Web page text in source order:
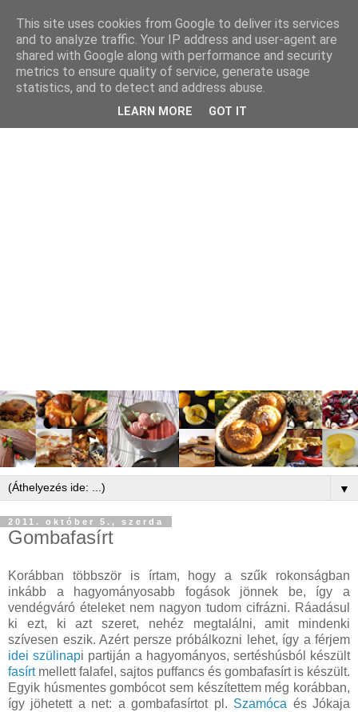
▼
2011. október 5., szerda
Gombafasírt
Korábban többször is írtam, hogy a szűk rokonságban
inkább a hagyományosabb fogások jönnek be, így a
vendégváró ételeket nem nagyon tudom cifrázni. Ráadásul
ki ezt, ki azt szeret, nehéz megtalálni, amit mindenki
szívesen eszik. Azért persze próbálkozni lehet, így a férjem
idei szülinapi partiján a hagyományos, sertéshúsból készült
fasírtmellett falafel, sajtos puffancs és gombafasírt is készült.
Egyik húsmentes gombócot sem készítettem még korábban,
így jöhetett a net: a gombafasírtot pl. Szamóca és Jókaja
This site uses cookies from Google to deliver its services
and to analyze traffic. Your IP address and user-agent are
shared with Google along with performance and security
metrics to ensure quality of service, generate usage
statistics, and to detect and address abuse.
LEARN MORE GOT IT